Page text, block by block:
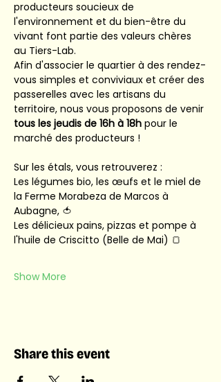
producteurs soucieux de
l'environnement et du bien-être du
vivant font partie des valeurs chères
au Tiers-Lab.
Afin d'associer le quartier à des rendez-
vous simples et conviviaux et créer des
passerelles avec les artisans du
territoire, nous vous proposons de venir
tous les jeudis de 16h à 18h pour le
marché des producteurs !
Sur les étals, vous retrouverez :
Les légumes bio, les œufs et le miel de
la Ferme Morabeza de Marcos à
Aubagne, 🍅
Les délicieux pains, pizzas et pompe à
l'huile de Criscitto (Belle de Mai) 🍞
Show More
Share this event